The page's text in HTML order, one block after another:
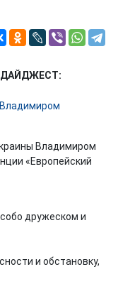
ДАЙДЖЕСТ:
Владимиром
«Европейский
дружеском и
и обстановку,